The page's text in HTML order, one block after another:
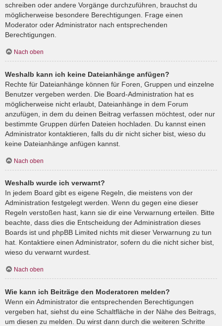
schreiben oder andere Vorgänge durchzuführen, brauchst du
möglicherweise besondere Berechtigungen. Frage einen
Moderator oder Administrator nach entsprechenden
Berechtigungen.
Nach oben
Weshalb kann ich keine Dateianhänge anfügen?
Rechte für Dateianhänge können für Foren, Gruppen und einzelne
Benutzer vergeben werden. Die Board-Administration hat es
möglicherweise nicht erlaubt, Dateianhänge in dem Forum
anzufügen, in dem du deinen Beitrag verfassen möchtest, oder nur
bestimmte Gruppen dürfen Dateien hochladen. Du kannst einen
Administrator kontaktieren, falls du dir nicht sicher bist, wieso du
keine Dateianhänge anfügen kannst.
Nach oben
Weshalb wurde ich verwarnt?
In jedem Board gibt es eigene Regeln, die meistens von der
Administration festgelegt werden. Wenn du gegen eine dieser
Regeln verstoßen hast, kann sie dir eine Verwarnung erteilen. Bitte
beachte, dass dies die Entscheidung der Administration dieses
Boards ist und phpBB Limited nichts mit dieser Verwarnung zu tun
hat. Kontaktiere einen Administrator, sofern du die nicht sicher bist,
wieso du verwarnt wurdest.
Nach oben
Wie kann ich Beiträge den Moderatoren melden?
Wenn ein Administrator die entsprechenden Berechtigungen
vergeben hat, siehst du eine Schaltfläche in der Nähe des Beitrags,
um diesen zu melden. Du wirst dann durch die weiteren Schritte